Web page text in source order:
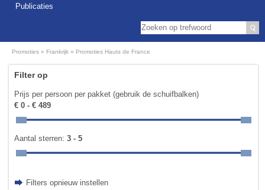
Publicaties
Promoties Frankrijk Promoties Hauts de France
Filter op
Prijs per persoon per pakket (gebruik de schuifbalken)
€ 0 - € 489
Aantal sterren:3 - 5
Filters opnieuw instellen